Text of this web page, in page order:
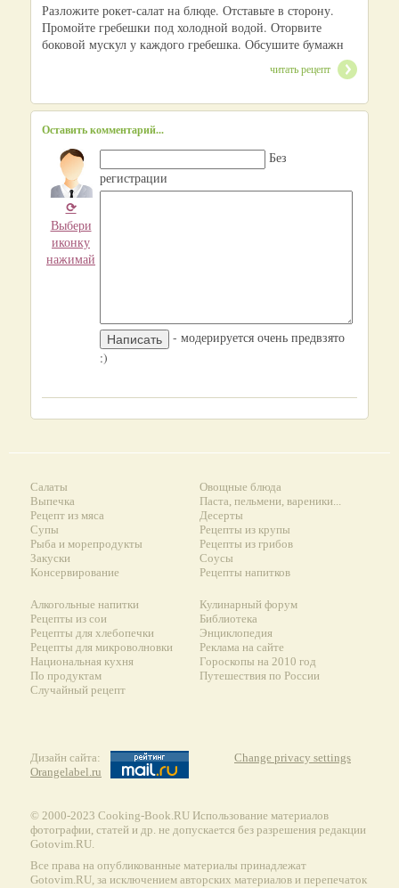
Разложите рокет-салат на блюде. Отставьте в сторону.
Промойте гребешки под холодной водой. Оторвите
боковой мускул у каждого гребешка. Обсушите бумажн
читать рецепт
Оставить комментарий...
⟳
Выбери
иконку
нажимай
Без
регистрации
- модерируется очень предвзято
:)
Салаты
Выпечка
Рецепт из мяса
Супы
Рыба и морепродукты
Закуски
Консервирование
Овощные блюда
Паста, пельмени, вареники...
Десерты
Рецепты из крупы
Рецепты из грибов
Соусы
Рецепты напитков
Алкогольные напитки
Рецепты из сои
Рецепты для хлебопечки
Рецепты для микроволновки
Национальная кухня
По продуктам
Случайный рецепт
Кулинарный форум
Библиотека
Энциклопедия
Реклама на сайте
Гороскопы на 2010 год
Путешествия по России
Дизайн сайта:
Orangelabel.ru
Change privacy settings
© 2000-2023 Сooking-Book.RU Использование материалов
фотографии, статей и др. не допускается без разрешения редакции
Gotovim.RU.
Все права на опубликованные материалы принадлежат
Gotovim.RU, за исключением авторских материалов и перепечаток